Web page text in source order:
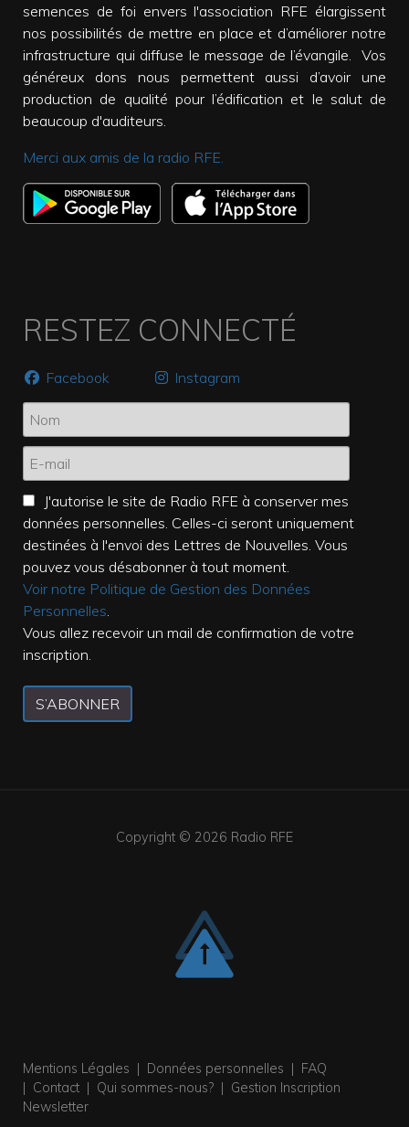
semences de foi envers l'association RFE élargissent
nos possibilités de mettre en place et d’améliorer notre
infrastructure qui diffuse le message de l’évangile. Vos
généreux dons nous permettent aussi d’avoir une
production de qualité pour l’édification et le salut de
beaucoup d'auditeurs.
Merci aux amis de la radio RFE.
RESTEZ CONNECTÉ
Facebook Instagram
J'autorise le site de Radio RFE à conserver mes
données personnelles. Celles-ci seront uniquement
destinées à l'envoi des Lettres de Nouvelles. Vous
pouvez vous désabonner à tout moment.
Voir notre Politique de Gestion des Données
Personnelles
Vous allez recevoir un mail de confirmation de votre
inscription.
S’ABONNER
Copyright © 2026 Radio RFE
Mentions Légales | Données personnelles | FAQ
| Contact | Qui sommes-nous? | Gestion Inscription
Newsletter